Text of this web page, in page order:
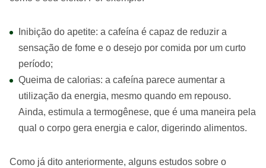
Inibição do apetite: a cafeína é capaz de reduzir a
sensação de fome e o desejo por comida por um curto
período;
Queima de calorias: a cafeína parece aumentar a
utilização da energia, mesmo quando em repouso.
Ainda, estimula a termogênese, que é uma maneira pela
qual o corpo gera energia e calor, digerindo alimentos.
Como já dito anteriormente, alguns estudos sobre o